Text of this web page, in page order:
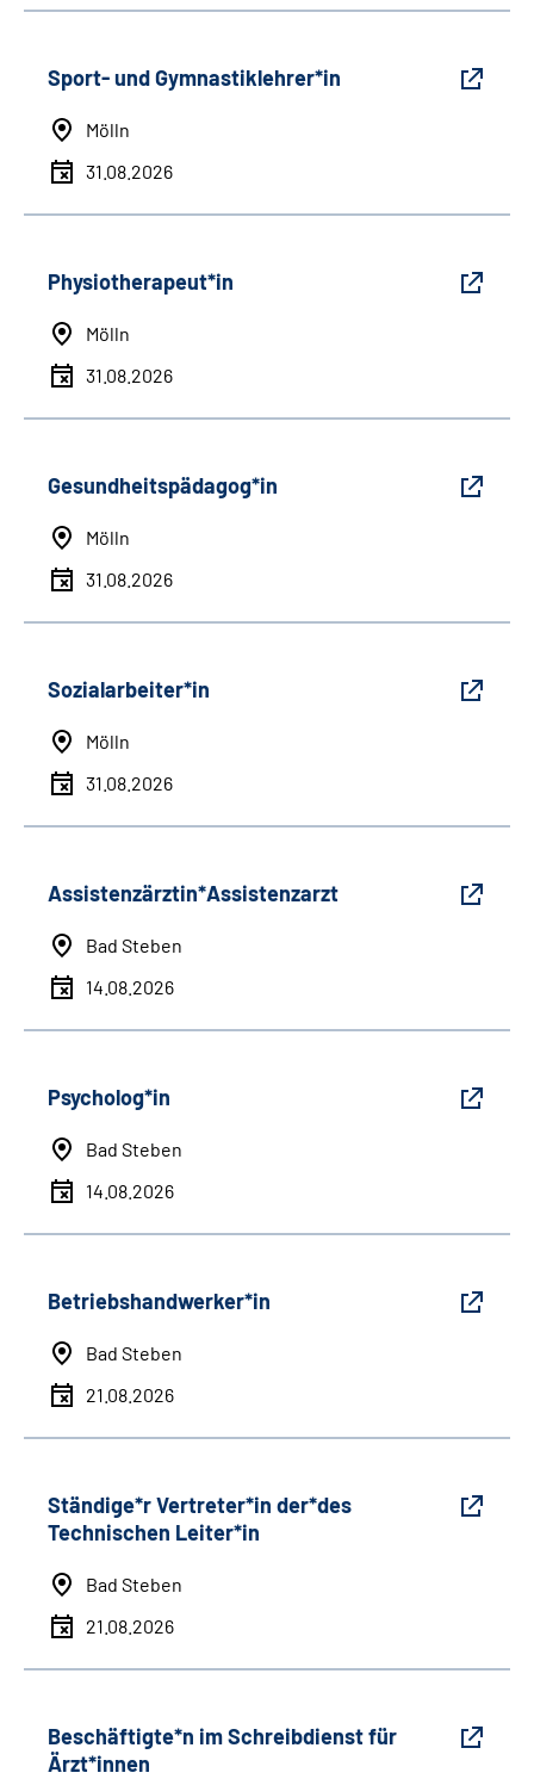
Sport- und Gymnastiklehrer*in
Mölln
31.08.2026
Physiotherapeut*in
Mölln
31.08.2026
Gesundheitspädagog*in
Mölln
31.08.2026
Sozialarbeiter*in
Mölln
31.08.2026
Assistenzärztin*Assistenzarzt
Bad Steben
14.08.2026
Psycholog*in
Bad Steben
14.08.2026
Betriebshandwerker*in
Bad Steben
21.08.2026
Ständige*r Vertreter*in der*des
Technischen Leiter*in
Bad Steben
21.08.2026
Beschäftigte*n im Schreibdienst für
Ärzt*innen